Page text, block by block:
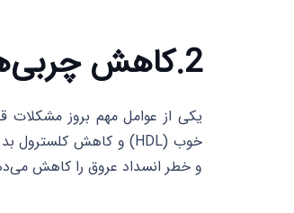
2.کاهش چربی‌های خون
یکی از عوامل مهم بروز
و خطر انسداد عروق را کاهش